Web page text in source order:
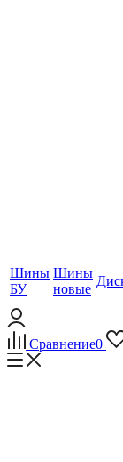
Шины
БУ
Шины
новые
Сравнение0